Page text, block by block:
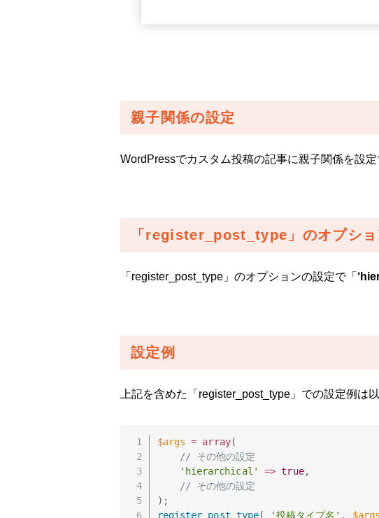
親子関係の設定
WordPressでカスタム投稿の記事に親子関係を設定
「register_post_type」のオプショ
「register_post_type」のオプションの設定で「
設定例
上記を含めた「register_post_type」での設定例は以
$args = array(
// その他の設定
'hierarchical'
=> true,
// その他の設定
) ;
register_post_type( '投稿タイプ名' , $args